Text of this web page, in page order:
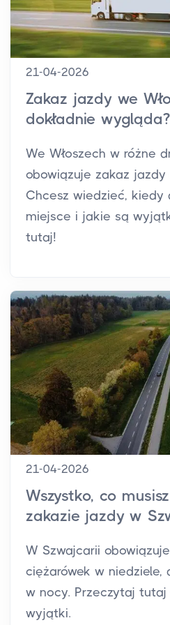
21-04-2026
Zakaz jazdy we
dokładnie wygląda?
We Włoszech w różne
obowiązuje zakaz jazdy
Chcesz wiedzieć, kiedy
miejsce i jakie są
tutaj!
21-04-2026
Wszystko, co
zakazie jazdy w
W Szwajcarii
ciężarówek w niedziele,
w nocy. Przeczytaj
wyjątki.